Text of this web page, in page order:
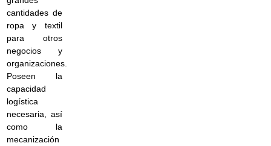
cantidades de
ropa y textil
para otros
negocios y
organizaciones.
Poseen la
capacidad
logística
necesaria, así
como la
mecanización